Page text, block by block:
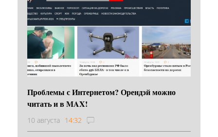
Проблемы с Интернетом? Орендэй можно
читать и в MAX!
10 августа 14:32